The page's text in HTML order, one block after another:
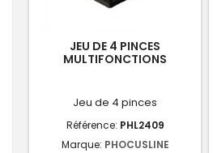
JEU DE 4 PINCES
MULTIFONCTIONS
Jeu de 4 pinces
Référence: PHL2409
Marque: PHOCUSLINE